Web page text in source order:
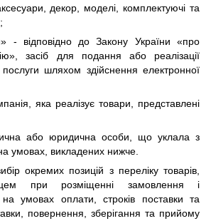
декор, моделі, комплектуючі та
- відповідно до Закону України «про
засіб для подання або реалізації
шляхом здійснення електронної
яка реалізує товари, представлені
або юридична особи , що уклала з
умовах, викладених нижче.
окремих позицій з переліку товарів,
при розміщенні замовлення і
на умовах оплати, строків поставки та
повернення, зберігання та прийому